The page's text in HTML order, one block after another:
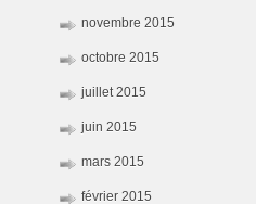
novembre 2015
octobre 2015
juillet 2015
juin 2015
mars 2015
février 2015